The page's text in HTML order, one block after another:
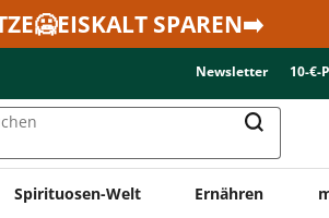
SPAREN➡️
Newsletter 10-€-
Spirituosen-Welt Ernähren